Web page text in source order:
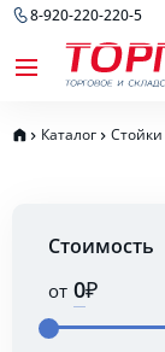
8-920-220-220-5
Каталог
Стоимость
от ₽